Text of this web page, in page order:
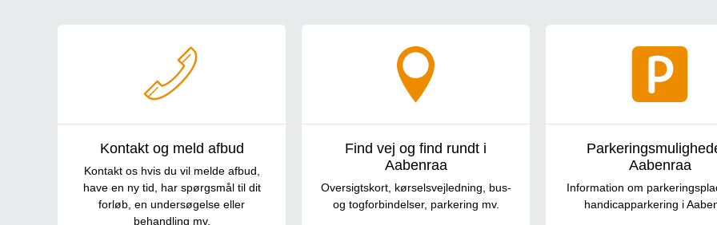
Kontakt og meld afbud
Kontakt os hvis du vil melde afbud,
have en ny tid, har spørgsmål til dit
forløb, en undersøgelse eller
behandling mv.
Find vej og find rundt i
Aabenraa
Oversigtskort, kørselsvejledning, bus-
og togforbindelser, parkering mv.
Aabenraa
Information om
handicapparkering i